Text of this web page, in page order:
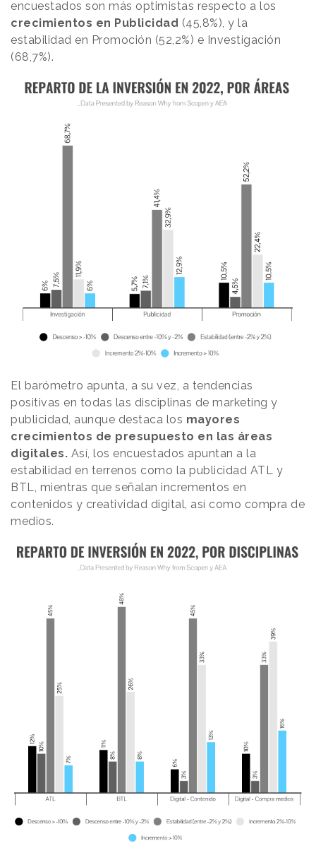
encuestados son más optimistas respecto a los
crecimientos en Publicidad (45,8%), y la
estabilidad en Promoción (52,2%) e Investigación
(68,7%).
El barómetro apunta, a su vez, a tendencias
positivas en todas las disciplinas de marketing y
publicidad, aunque destaca los mayores
crecimientos de presupuesto en las áreas
digitales. Así, los encuestados apuntan a la
estabilidad en terrenos como la publicidad ATL y
BTL, mientras que señalan incrementos en
contenidos y creatividad digital, así como compra de
medios.